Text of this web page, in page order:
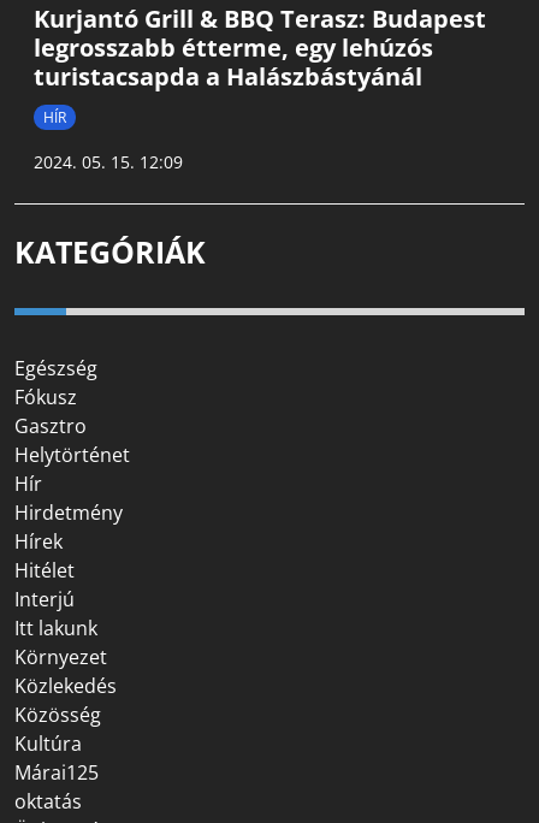
Kurjantó Grill & BBQ Terasz: Budapest
legrosszabb étterme, egy lehúzós
turistacsapda a Halászbástyánál
HÍR
2024. 05. 15. 12:09
KATEGÓRIÁK
Egészség
Fókusz
Gasztro
Helytörténet
Hír
Hirdetmény
Hírek
Hitélet
Interjú
Itt lakunk
Környezet
Közlekedés
Közösség
Kultúra
Márai125
oktatás